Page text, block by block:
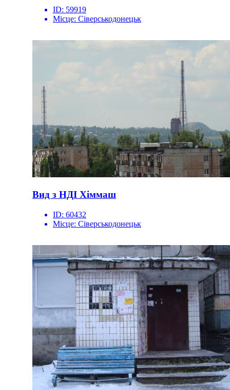
ID: 59919
Місце: Сіверськодонецьк
Вид з НДІ Хіммаш
ID: 60432
Місце: Сіверськодонецьк